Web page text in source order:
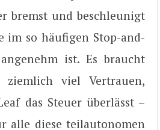
bremst und beschleunigt
im so häufigen Stop-and-
ist. Es braucht
ziemlich viel Vertrauen,
das Steuer überlässt –
alle diese teilautonomen